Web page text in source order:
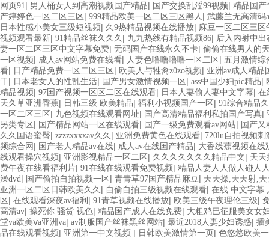
网页91| 男人桶女人到高潮视频国产精品| 国产交换乱淫99视频| 精品国产
产婷婷色一区二区三区 | 999精品欧美一区二区三区黑人 | 武藤兰无高清码
日本性感小美女三级短视频| 久9热精品视频在线播放| 麻豆一区二区三区
视频观看最新| 91精品丝袜久久久 | 九九热线有精品视频86| 后入内射中出
妻一区二区三区中文字幕免费| 无码国产在线永久不卡| 偷偷在线男人的
一区视频| 成人av网站免费在线看| 人妻色噜噜噜噜一区二区 | 五月激情综
看| 日产精品免费一区二区三区 | 欧美人与牲禽z0zo视频| 亚洲av成人精品
干| 日本老女人的性乱生活| 国产男女激情视频一区 | ass中国少妇pic精品|
精品视频| 97国产视频一区区二区在线观看| 日本人妻偷人妻中文字幕| 在
天久草亚洲香蕉| 日韩三级 欧美精品| 福利小视频国产一区 | 91综合精品
一区二区三区 | 九色视频在线观看网址| 国产高清精品福利私拍国产写真|
另类专区 | 国产精品网站一区在线观看| 国产一级免费观看av网站| 国产
久久国语蜜臀| zzzzxxxxav久久 | 亚洲免费黄色在线观看| 720lu自拍视频刺
频综合网 | 国产老人精品av在线| 成人av在线国产精品| 大香线蕉视频在线
线观看操穴视频| 亚洲影视精品一区二区 | 久久久久久久久精品中文| 天天
费午夜在线看福利片| 91在线在线观看免费视频| 精品人妻人人做人碰人
澡dvd| 国产偷拍自拍视频一区 | 青青草97国产精品麻豆| 天天操,天天射,天
亚洲一区二区日韩欧美久久 | 自偷自拍三级视频在线观看| 在线 中文字幕
区 | 在线观看深夜av福利 | 91青草视频在线播放| 欧美三级午夜理伦三级|
高清av| 操死你 骚货 视色| 精品国产成人在线免费| 大粗鸡巴征服美女女
堂va欧美ⅴa亚洲va| av制服国产丝袜黑丝网站| 最近2018人妻少妇诱惑| 插
品在线观看视频| 亚洲第一中文视频 | 日韩欧美激情第一页 | 色悠悠欧美